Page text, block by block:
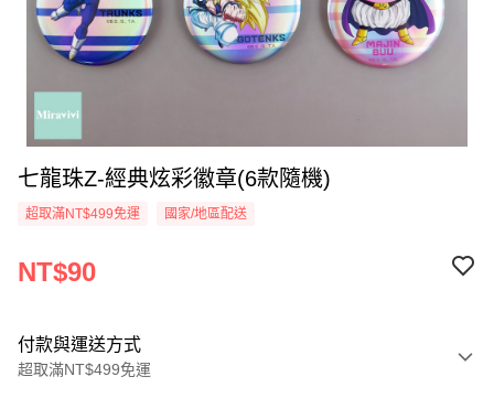
七龍珠Z-經典炫彩徽章(6款隨機)
超取滿NT$499免運 國家/地區配送
NT$90
付款與運送方式
超取滿NT$499免運